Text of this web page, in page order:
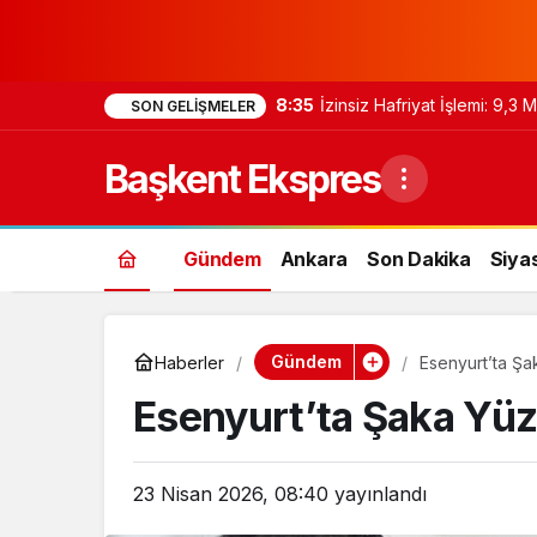
SON GELIŞMELER 8:35 İzinsiz Hafriyat İşlemi: 9,3
Başkent Ekspres
Gündem Ankara Son Dakika
Haberler Gündem Esenyurt’ta
Esenyurt’ta Şaka
23 Nisan 2026, 08:40 yayınlandı